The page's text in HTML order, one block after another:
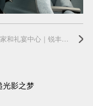
和家和礼宴中心｜锐丰智能为其各大主题宴会厅提供扩声系统解决方案
光影之梦